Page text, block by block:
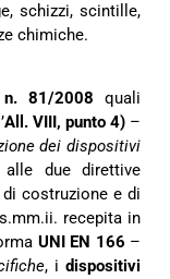
schizzi, scintille,
chimiche.
n. 81/2008 quali
All. VIII, punto 4) –
dei dispositivi
alle due direttive
costruzione e di
recepita in
UNI EN 166 –
, idispositivi